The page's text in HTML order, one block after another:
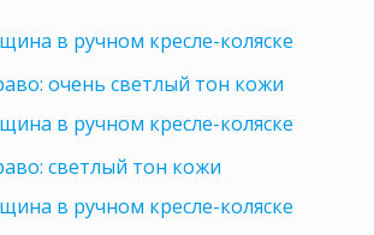
в ручном кресле-коляске
очень светлый тон кожи
в ручном кресле-коляске
светлый тон кожи
в ручном кресле-коляске